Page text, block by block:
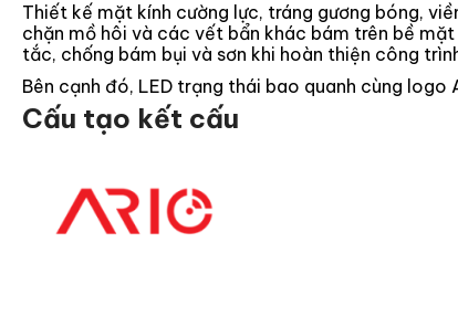
Thiết kế mặt kính cường lực, tráng gương bóng,
chặn mồ hôi và các vết bẩn khác bám trên bề
tắc, chống bám bụi và sơn khi hoàn thiện công
Bên cạnh đó, LED trạng thái bao quanh cùng
Cấu tạo kết cấu